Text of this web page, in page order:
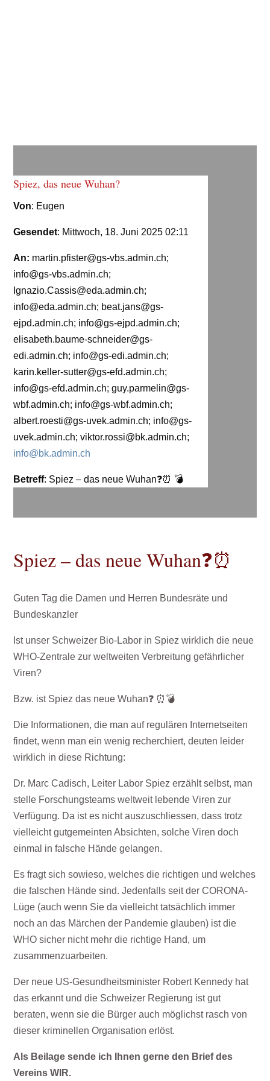
Spiez, das neue Wuhan?
Von: Eugen
Gesendet: Mittwoch, 18. Juni 2025 02:11
An: martin.pfister@gs-vbs.admin.ch;
info@gs-vbs.admin.ch;
Ignazio.Cassis@eda.admin.ch;
info@eda.admin.ch; beat.jans@gs-
ejpd.admin.ch; info@gs-ejpd.admin.ch;
elisabeth.baume-schneider@gs-
edi.admin.ch; info@gs-edi.admin.ch;
karin.keller-sutter@gs-efd.admin.ch;
info@gs-efd.admin.ch;guy.parmelin@gs-
wbf.admin.ch; info@gs-wbf.admin.ch;
albert.roesti@gs-uvek.admin.ch; info@gs-
uvek.admin.ch;viktor.rossi@bk.admin.ch;
info@bk.admin.ch
Betreff: Spiez – das neue Wuhan❓⏰ 💣
Spiez – das neue Wuhan❓⏰
Guten Tag die Damen und Herren Bundesräte und
Bundeskanzler
Ist unser Schweizer Bio-Labor in Spiez wirklich die neue
WHO-Zentrale zur weltweiten Verbreitung gefährlicher
Viren?
Bzw. ist Spiez das neue Wuhan❓ ⏰💣
Die Informationen, die man auf regulären Internetseiten
findet, wenn man ein wenig recherchiert, deuten leider
wirklich in diese Richtung:
Dr. Marc Cadisch, Leiter Labor Spiez erzählt selbst, man
stelle Forschungsteams weltweit lebende Viren zur
Verfügung. Da ist es nicht auszuschliessen, dass trotz
vielleicht gutgemeinten Absichten, solche Viren doch
einmal in falsche Hände gelangen.
Es fragt sich sowieso, welches die richtigen und welches
die falschen Hände sind. Jedenfalls seit der CORONA-
Lüge (auch wenn Sie da vielleicht tatsächlich immer
noch an das Märchen der Pandemie glauben) ist die
WHO sicher nicht mehr die richtige Hand, um
zusammenzuarbeiten.
Der neue US-Gesundheitsminister Robert Kennedy hat
das erkannt und die Schweizer Regierung ist gut
beraten, wenn sie die Bürger auch möglichst rasch von
dieser kriminellen Organisation erlöst.
Als Beilage sende ich Ihnen gerne den Brief des
Vereins WIR.